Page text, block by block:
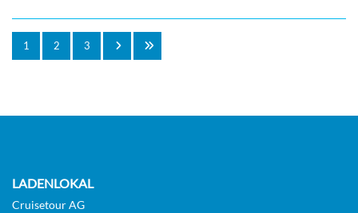
1 2 3
LADENLOKAL
Cruisetour AG